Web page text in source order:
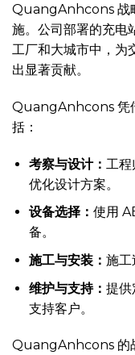
QuangAnhcons 战
施。公司部署的充电
工厂和大城市中，为
出显著贡献。
QuangAnhcons 凭
括：
考察与设计： 工程
优化设计方案。
设备选择： 使用
备。
施工与安装： 施工
维护与支持： 提供
支持客户。
QuangAnhcons 的